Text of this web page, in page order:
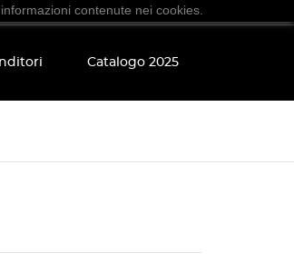
contenute nei cookies.
Catalogo 2025